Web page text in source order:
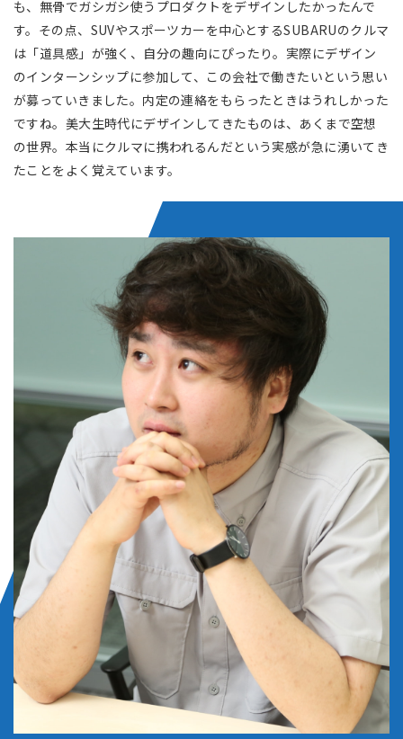
も、無骨でガシガシ使うプロダクトをデザインしたかったんで
す。その点、SUVやスポーツカーを中心とするSUBARUのクルマ
は「道具感」が強く、自分の趣向にぴったり。実際にデザイン
のインターンシップに参加して、この会社で働きたいという思い
が募っていきました。内定の連絡をもらったときはうれしかった
ですね。美大生時代にデザインしてきたものは、あくまで空想
の世界。本当にクルマに携われるんだという実感が急に湧いてき
たことをよく覚えています。